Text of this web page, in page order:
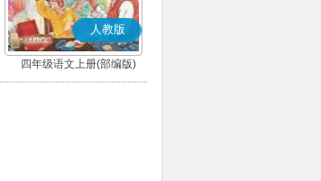
人教版
四年级语文上册(部编版)